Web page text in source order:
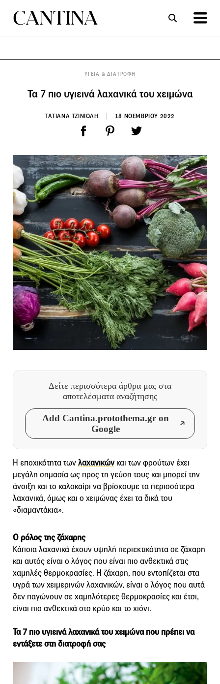
ΥΓΕΙΑ & ΔΙΑΤΡΟΦΗ
Τα 7 πιο υγιεινά λαχανικά του χειμώνα
ΤΑΤΙΑΝΑ ΤΖΙΝΙΩΛΗ 18 ΝΟΕΜΒΡΙΟΥ 2022
Δείτε περισσότερα άρθρα μας στα
αποτελέσματα αναζήτησης
Add Cantina.protothema.gr on
Google
Η εποχικότητα τωνλαχανικώνκαι των φρούτων έχει
μεγάλη σημασία ως προς τη γεύση τους και μπορεί την
άνοιξη και το καλοκαίρι να βρίσκουμε τα περισσότερα
λαχανικά, όμως και ο χειμώνας έχει τα δικά του
«διαμαντάκια».
Ο ρόλος της ζάχαρης
Κάποια λαχανικά έχουν υψηλή περιεκτικότητα σε ζάχαρη
και αυτός είναι ο λόγος που είναι πιο ανθεκτικά στις
χαμηλές θερμοκρασίες. Η ζάχαρη, που εντοπίζεται στα
υγρά των χειμερινών λαχανικών, είναι ο λόγος που αυτά
δεν παγώνουν σε χαμηλότερες θερμοκρασίες και έτσι,
είναι πιο ανθεκτικά στο κρύο και το χιόνι.
Τα 7 πιο υγιεινά λαχανικά του χειμώνα που πρέπει να
εντάξετε στη διατροφή σας